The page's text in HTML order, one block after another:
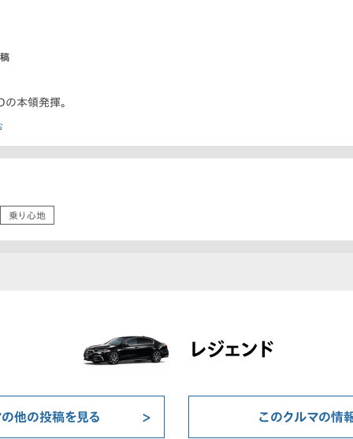
本領発揮。
乗り心地
レジェンド
他の投稿を見る このクルマの情